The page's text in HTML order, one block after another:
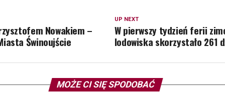
UP NEXT
W pierwszy tydzień ferii
lodowiska skorzystało 261
Nowakiem –
Świnoujście
MOŻE CI SIĘ SPODOBAĆ